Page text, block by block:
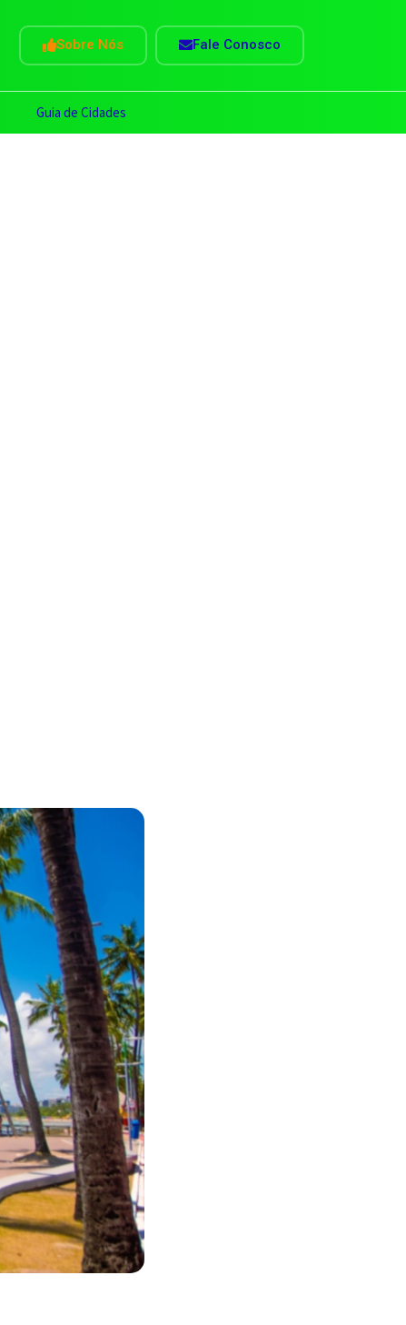
Sobre Nós Fale Conosco
Guia de Cidades